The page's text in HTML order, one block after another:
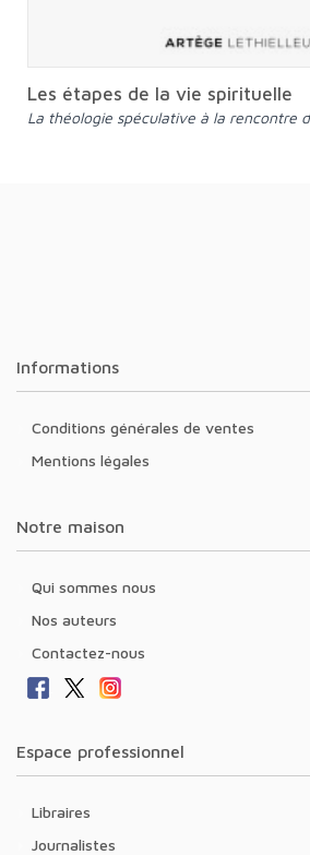
Les étapes de la vie spirituelle
La théologie spéculative à la rencontre
Informations
Conditions générales de ventes
Mentions légales
Notre maison
Qui sommes nous
Nos auteurs
Contactez-nous
Espace professionnel
Libraires
Journalistes